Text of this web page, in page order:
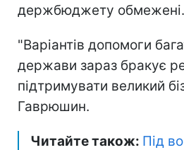
держбюджету обмежені.
"Варіантів допомоги
держави зараз бракує
підтримувати великий
Гаврюшин.
Читайте також: Під